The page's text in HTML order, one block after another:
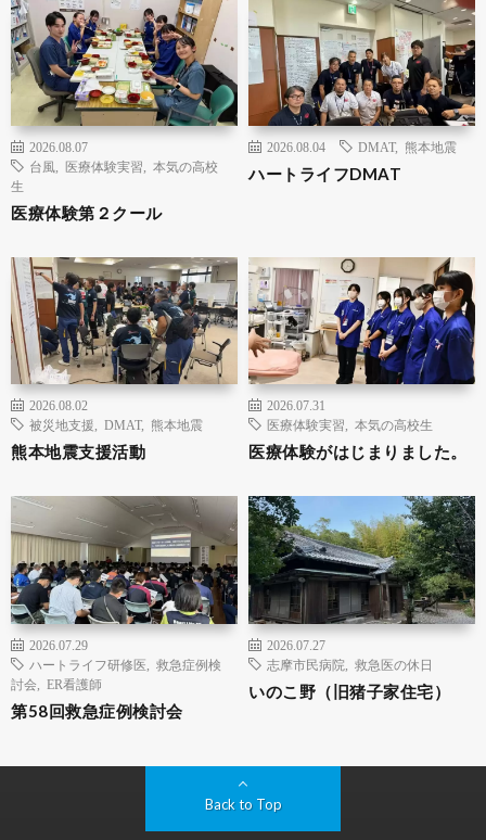
2026.08.07
台風
医療体験実習
本気の高校
生
医療体験第２クール
2026.08.04 DMAT, 熊本地震
ハートライフDMAT
2026.08.02
被災地支援
DMAT, 熊本地震
熊本地震支援活動
2026.07.31
医療体験実習
本気の高校生
医療体験がはじまりました。
2026.07.29
ハートライフ研修医
救急症例検
討会
ER看護師
第58回救急症例検討会
2026.07.27
志摩市民病院
救急医の休日
いのこ野（旧猪子家住宅）
Back to Top